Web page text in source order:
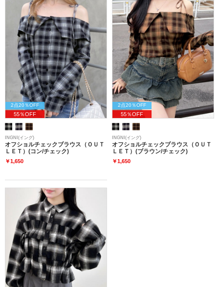
2点20％OFF
55％OFF
INGNI(イング)
オフショルチェックブラウス（ＯＵＴ
ＬＥＴ）(コン/チェック)
￥1,650
2点20％OFF
55％OFF
INGNI(イング)
オフショルチェックブラウス（ＯＵＴ
ＬＥＴ）(ブラウン/チェック)
￥1,650